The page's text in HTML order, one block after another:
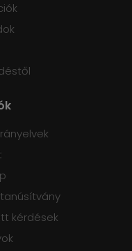
kérdések